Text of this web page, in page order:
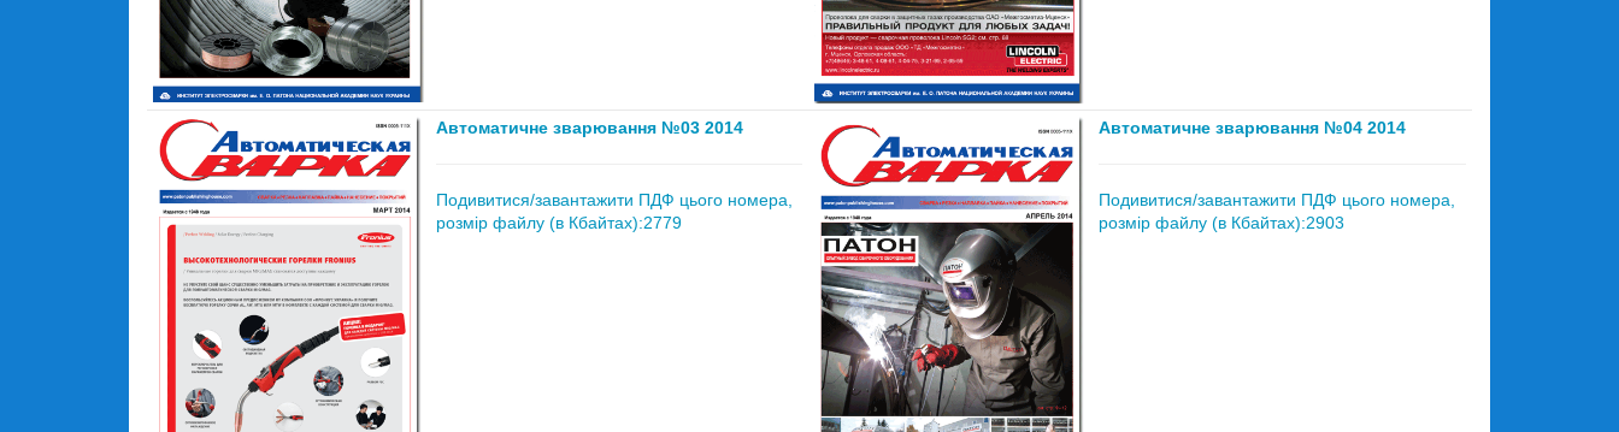
Автоматичне зварювання №03 2014
Подивитися/завантажити ПДФ цього номера,
розмір файлу (в Кбайтах):2779
Автоматичне зварювання №04 2014
Подивитися/завантажити ПДФ цього номера,
розмір файлу (в Кбайтах):2903